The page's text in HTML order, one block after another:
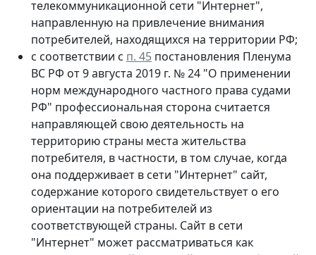
телекоммуникационной сети "Интернет",
направленную на привлечение внимания
потребителей, находящихся на территории РФ;
с соответствии с п. 45 постановления Пленума
ВС РФ от 9 августа 2019 г. № 24 "О применении
норм международного частного права судами
РФ" профессиональная сторона считается
направляющей свою деятельность на
территорию страны места жительства
потребителя, в частности, в том случае, когда
она поддерживает в сети "Интернет" сайт,
содержание которого свидетельствует о его
ориентации на потребителей из
соответствующей страны. Сайт в сети
"Интернет" может рассматриваться как